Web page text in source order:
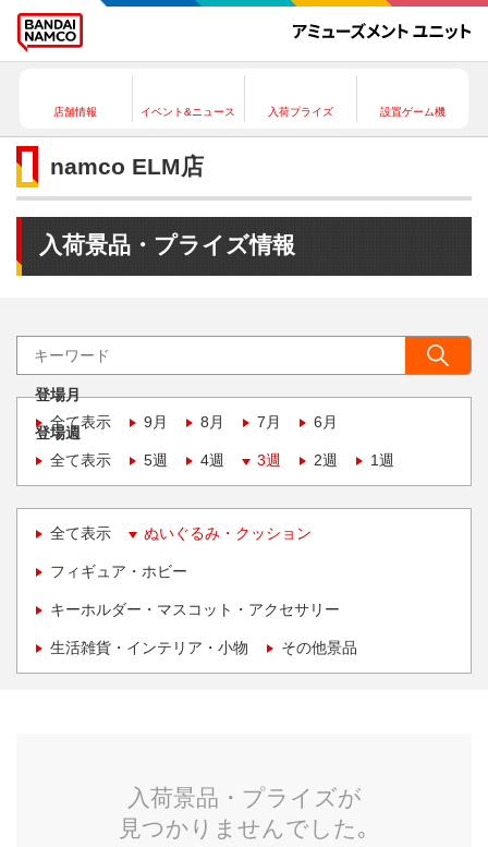
店舗情報 イベント&ニュース 入荷プライズ 設置ゲーム機
namco ELM店
入荷景品・プライズ情報
登場月
全て表示
9月 8月 7月 6月
登場週
全て表示
5週 4週 3週 2週 1週
全て表示 ぬいぐるみ・クッション
フィギュア・ホビー
キーホルダー・マスコット・アクセサリー
生活雑貨・インテリア・小物 その他景品